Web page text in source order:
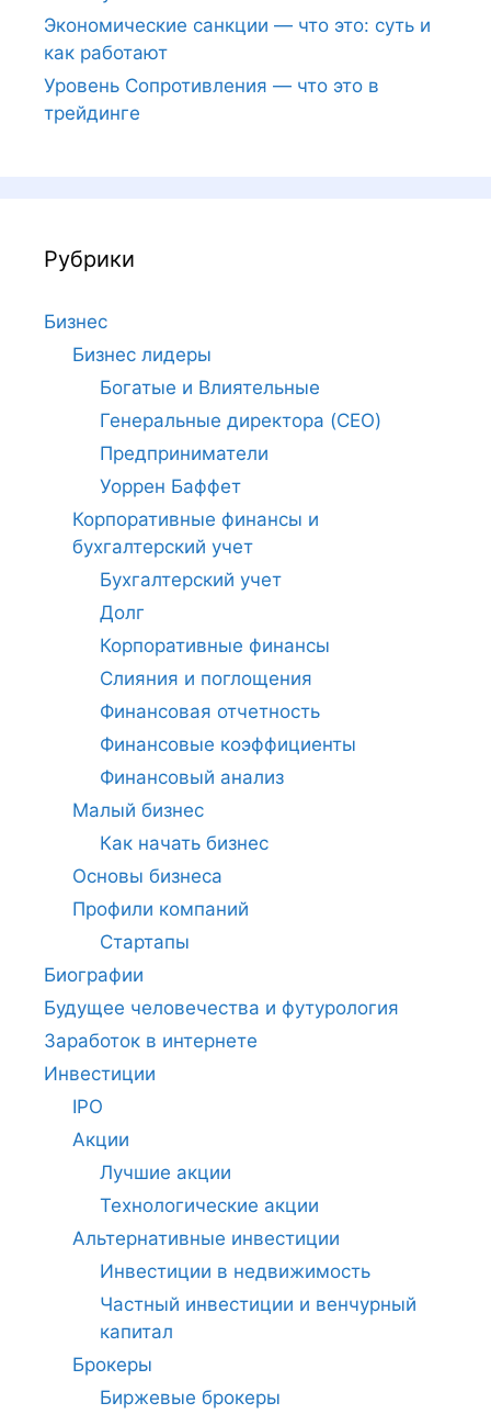
Экономические санкции — что это: суть и
как работают
Уровень Сопротивления — что это в
трейдинге
Рубрики
Бизнес
Бизнес лидеры
Богатые и Влиятельные
Генеральные директора (CEO)
Предприниматели
Уоррен Баффет
Корпоративные финансы и
бухгалтерский учет
Бухгалтерский учет
Долг
Корпоративные финансы
Слияния и поглощения
Финансовая отчетность
Финансовые коэффициенты
Финансовый анализ
Малый бизнес
Как начать бизнес
Основы бизнеса
Профили компаний
Стартапы
Биографии
Будущее человечества и футурология
Заработок в интернете
Инвестиции
IPO
Акции
Лучшие акции
Технологические акции
Альтернативные инвестиции
Инвестиции в недвижимость
Частный инвестиции и венчурный
капитал
Брокеры
Биржевые брокеры